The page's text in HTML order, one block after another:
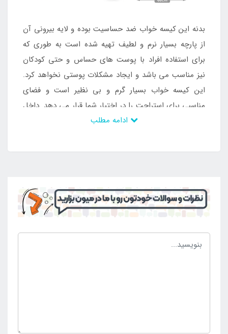
بدنه این کیسه خواب ضد حساسیت بوده و لایه بیرونی آن
از پارچه بسیار نرم و لطیف تهیه شده است به طوری که
برای استفاده افراد با پوست های حساس و حتی کودکان
نیز مناسب می باشد و ایجاد مشکلات پوستی نخواهد کرد.
این کیسه خواب بسیار گرم و بی نظیر است و فضای
مناسبی برای استراحت را در اختیار شما قرار می دهد. داخل
این محصول از الیاف پنبه ای پوشیده شده است و به
استفاده قرار بگیرد. کیسه خواب فوق محصولی بسیار
کاربردی و بی نظیر است که به دلیل دارا بودن مشخصات
توجه افراد علاقه مند به کمپینگ می باشد.